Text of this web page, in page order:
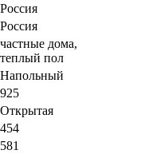
Россия
Россия
частные дома,
теплый пол
Напольный
925
Открытая
454
581